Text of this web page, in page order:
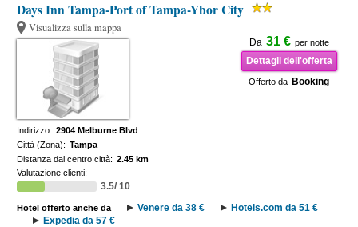
Days Inn Tampa-Port of Tampa-Ybor City
Visualizza sulla mappa
Da 31 € per notte
Dettagli dell'offerta
Offerto da Booking
Indirizzo: 2904 Melburne Blvd
Città (Zona): Tampa
Distanza dal centro città: 2.45 km
Valutazione clienti:
3.5/ 10
Hotel offerto anche da Venere da 38 €
Hotels.com da 51 €
Expedia da 57 €